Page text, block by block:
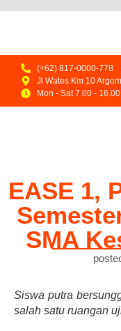
(+62) 817-0000-778
Jl Wates Km 10
Mon - Sat 7.00 - 16.00
EASE 1,
SMA
Siswa putra
salah satu ruangan